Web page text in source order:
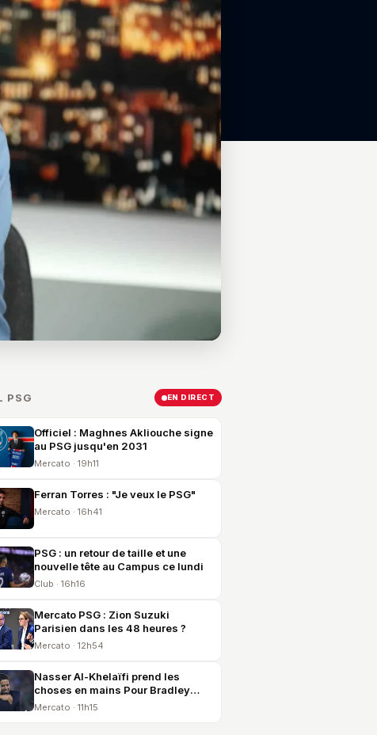
PSG EN DIRECT
Officiel : Maghnes Akliouche signe
au PSG jusqu'en 2031
Mercato · 19h11
Ferran Torres : "Je veux le PSG"
Mercato · 16h41
PSG : un retour de taille et une
nouvelle tête au Campus ce lundi
Club · 16h16
Mercato PSG : Zion Suzuki
Parisien dans les 48 heures ?
Mercato · 12h54
Nasser Al-Khelaïfi prend les
choses en mains Pour Bradley
Barcola !
Mercato · 11h15